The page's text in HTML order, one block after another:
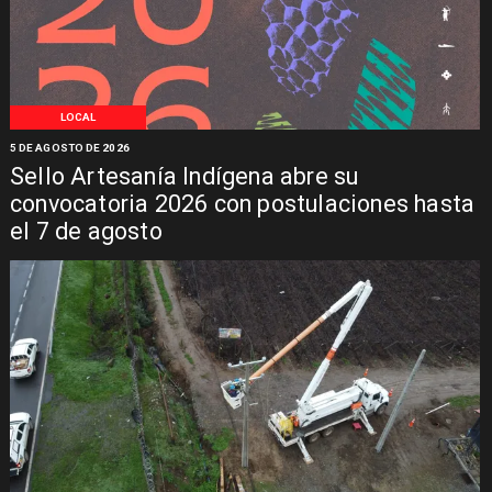
LOCAL
Sello Artesanía Indígena abre su
convocatoria 2026 con postulaciones hasta
el 7 de agosto
5 DE AGOSTO DE 2026